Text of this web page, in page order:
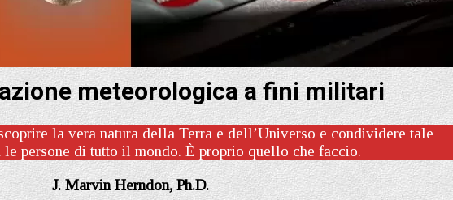
meteorologica a fini militari
la vera natura della Terra e dell’Universo e condividere tale
le persone di tutto il mondo. È proprio quello che faccio.
J. Marvin Herndon, Ph.D.